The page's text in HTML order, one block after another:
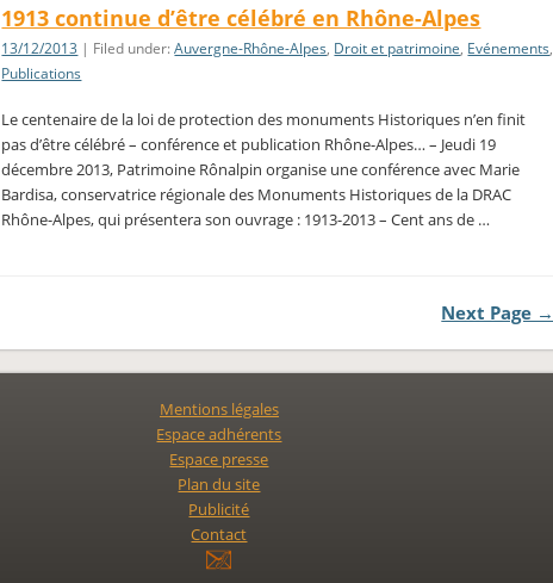
1913 continue d’être célébré en Rhône-Alpes
13/12/2013 | Filed under:Auvergne-Rhône-Alpes, Droit et patrimoine, Evénements,
Publications
Le centenaire de la loi de protection des monuments Historiques n’en finit
pas d’être célébré – conférence et publication Rhône-Alpes… – Jeudi 19
décembre 2013, Patrimoine Rônalpin organise une conférence avec Marie
Bardisa, conservatrice régionale des Monuments Historiques de la DRAC
Rhône-Alpes, qui présentera son ouvrage : 1913-2013 – Cent ans de …
Next Page →
Mentions légales
Espace adhérents
Espace presse
Plan du site
Publicité
Contact